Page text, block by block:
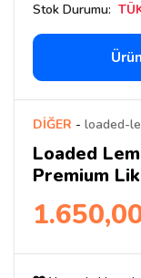
Stok Durumu:
DİĞER - loaded-
Loaded
Premium